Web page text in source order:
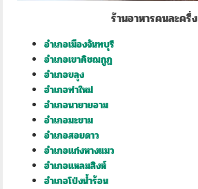
ร้านอาหารคนละครึ่ง
อำเภอเมืองจันทบุรี
อำเภอเขาคิชฌกูฏ
อำเภอขลุง
อำเภอท่าใหม่
อำเภอนายายอาม
อำเภอมะขาม
อำเภอสอยดาว
อำเภอแก่งหางแมว
อำเภอแหลมสิงห์
อำเภอโป่งน้ำร้อน